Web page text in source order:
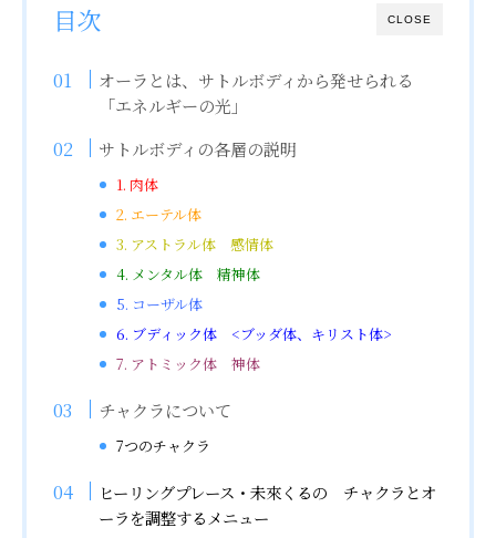
CLOSE
目次
オーラとは、サトルボディから発せられる
「エネルギーの光」
サトルボディの各層の説明
1. 肉体
2. エーテル体
3. アストラル体 感情体
4. メンタル体 精神体
5. コーザル体
6. ブディック体 <ブッダ体、キリスト体>
7. アトミック体 神体
チャクラについて
7つのチャクラ
ヒーリングプレース・未來くるの チャクラとオ
ーラを調整するメニュー